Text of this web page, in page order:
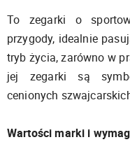
To zegarki o
przygody, idealnie
tryb życia, zarówno w
jej zegarki są
cenionych
Wartości marki i